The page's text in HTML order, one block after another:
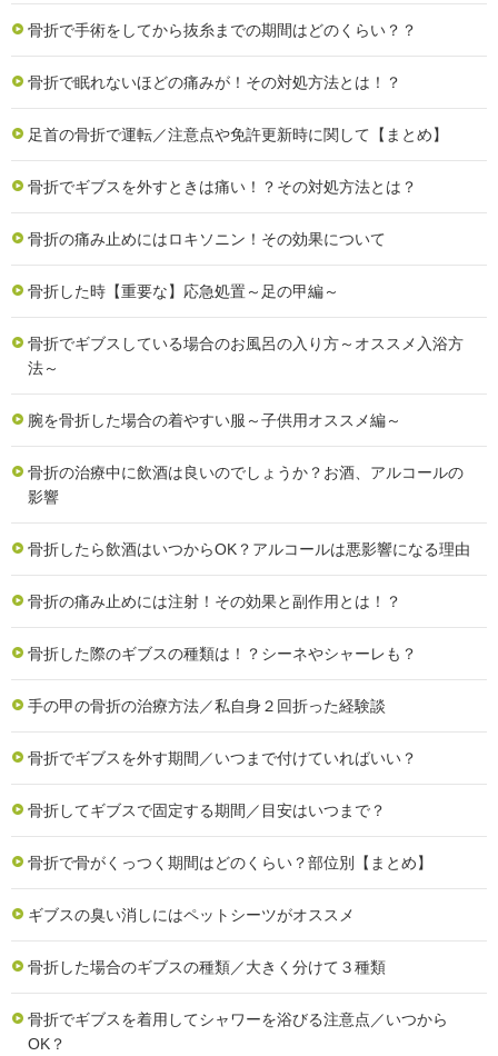
骨折で手術をしてから抜糸までの期間はどのくらい？？
骨折で眠れないほどの痛みが！その対処方法とは！？
足首の骨折で運転／注意点や免許更新時に関して【まとめ】
骨折でギブスを外すときは痛い！？その対処方法とは？
骨折の痛み止めにはロキソニン！その効果について
骨折した時【重要な】応急処置～足の甲編～
骨折でギブスしている場合のお風呂の入り方～オススメ入浴方
法～
腕を骨折した場合の着やすい服～子供用オススメ編～
骨折の治療中に飲酒は良いのでしょうか？お酒、アルコールの
影響
骨折したら飲酒はいつからOK？アルコールは悪影響になる理由
骨折の痛み止めには注射！その効果と副作用とは！？
骨折した際のギブスの種類は！？シーネやシャーレも？
手の甲の骨折の治療方法／私自身２回折った経験談
骨折でギブスを外す期間／いつまで付けていればいい？
骨折してギブスで固定する期間／目安はいつまで？
骨折で骨がくっつく期間はどのくらい？部位別【まとめ】
ギブスの臭い消しにはペットシーツがオススメ
骨折した場合のギブスの種類／大きく分けて３種類
骨折でギブスを着用してシャワーを浴びる注意点／いつから
OK？